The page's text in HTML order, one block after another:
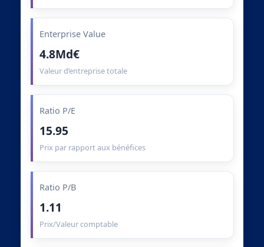
Enterprise Value
4.8Md€
Valeur d’entreprise totale
Ratio P/E
15.95
Prix par rapport aux bénéfices
Ratio P/B
1.11
Prix/Valeur comptable